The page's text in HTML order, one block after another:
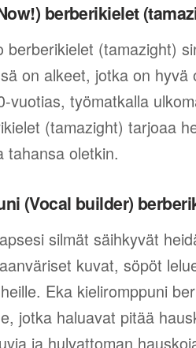
berberikielet
berberikielet (tamazight)
on alkeet, jotka on
vuotias, työmatkalla
(tamazight) tarjoaa
tahansa oletkin.
(Vocal builder)
silmät säihkyvät
kuvat, söpöt
Eka kieliromppuni
jotka haluavat pitää
ja hulvattoman